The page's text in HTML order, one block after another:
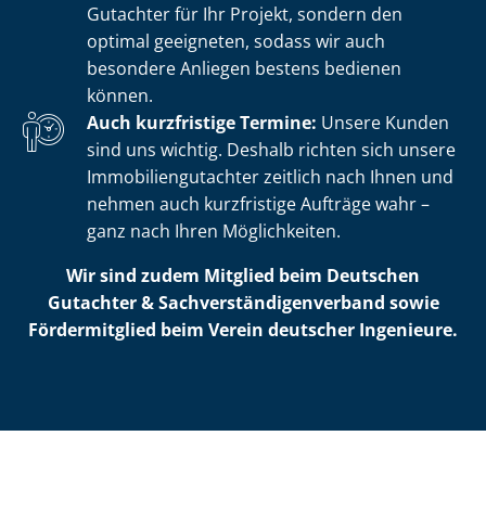
Gutachter für Ihr Projekt, sondern den
optimal geeigneten, sodass wir auch
besondere Anliegen bestens bedienen
können.
Auch kurzfristige Termine: Unsere Kunden
sind uns wichtig. Deshalb richten sich unsere
Im­mo­bi­li­en­gut­ach­ter zeitlich nach Ihnen und
nehmen auch kurzfristige Aufträge wahr –
ganz nach Ihren Möglichkeiten.
Wir sind zudem Mitglied beim Deutschen
Gutachter & Sach­ver­stän­di­gen­ver­band sowie
Fördermitglied beim Verein deutscher Ingenieure.